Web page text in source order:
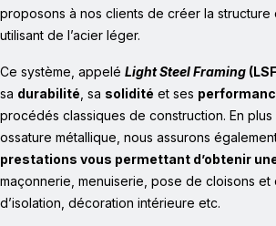
proposons à nos clients de créer la structure
utilisant de l’acier léger.
Ce système, appelé Light Steel Framing
sa durabilité , sa solidité et ses
procédés classiques de construction. En plus
ossature métallique, nous assurons
prestations vous permettant d’obtenir
maçonnerie, menuiserie, pose de cloisons et
d’isolation, décoration intérieure etc.